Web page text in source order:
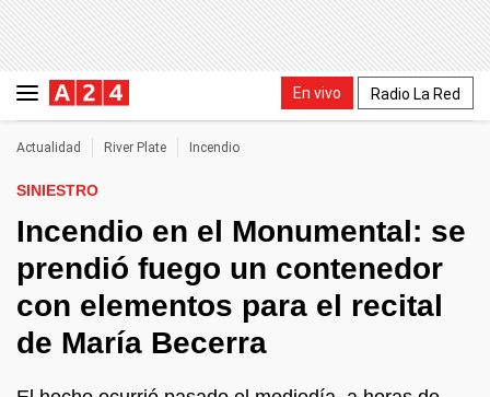
En vivo Radio La Red
Actualidad River Plate Incendio
SINIESTRO
Incendio en el Monumental: se
prendió fuego un contenedor
con elementos para el recital
de María Becerra